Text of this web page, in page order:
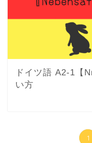
ドイツ語 A2-1【
い方
1